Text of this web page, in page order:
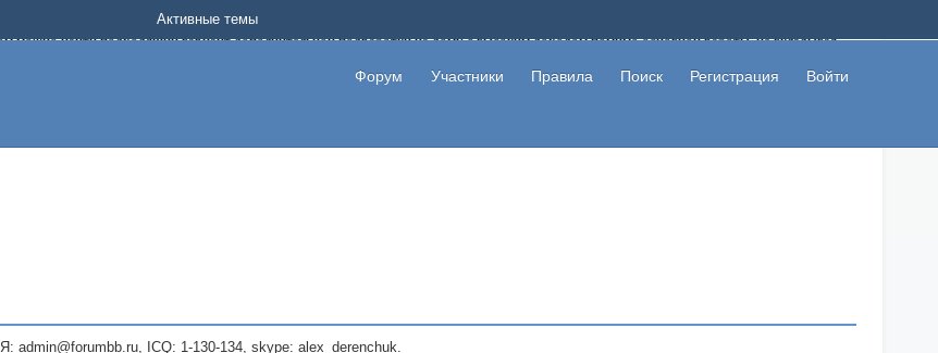
можно найти подходящий вариант дополнительной подработки на дому с высоким доходом помимо основной работы, не вкладывая
не платит, то указывайте в теме что это лохотрон, чтобы другие пользователи не попались на развод. Вы сможете начать зарабатывать
темы, размещайте объявления со своими пригласительными ссылками и первая прибыль не заставит себя долго ждать.
Форум Участники Правила Поиск Регистрация Войти
Активные темы
ICQ: 1-130-134, skype: alex_derenchuk.